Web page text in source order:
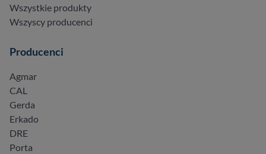
Wszystkie produkty
Wszyscy producenci
Producenci
Agmar
CAL
Gerda
Erkado
DRE
Porta